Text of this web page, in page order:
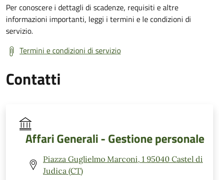
Per conoscere i dettagli di scadenze, requisiti e altre
informazioni importanti, leggi i termini e le condizioni di
servizio.
Termini e condizioni di servizio
Contatti
Affari Generali - Gestione personale
Piazza Guglielmo Marconi, 1 95040 Castel di
Judica (CT)